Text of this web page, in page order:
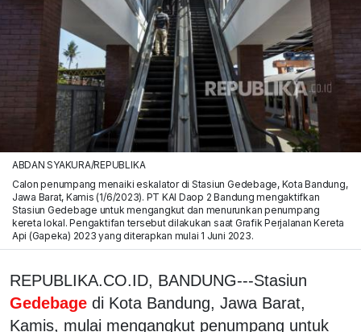
ABDAN SYAKURA/REPUBLIKA
Calon penumpang menaiki eskalator di Stasiun Gedebage, Kota Bandung,
Jawa Barat, Kamis (1/6/2023). PT KAI Daop 2 Bandung mengaktifkan
Stasiun Gedebage untuk mengangkut dan menurunkan penumpang
kereta lokal. Pengaktifan tersebut dilakukan saat Grafik Perjalanan Kereta
Api (Gapeka) 2023 yang diterapkan mulai 1 Juni 2023.
REPUBLIKA.CO.ID, BANDUNG---Stasiun
Gedebage di Kota Bandung, Jawa Barat,
Kamis, mulai mengangkut penumpang untuk